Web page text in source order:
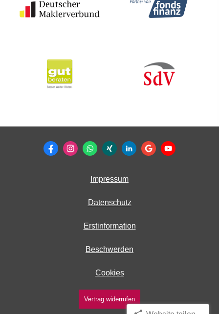
Impressum
Datenschutz
Erstinformation
Beschwerden
Cookies
Vertrag widerrufen